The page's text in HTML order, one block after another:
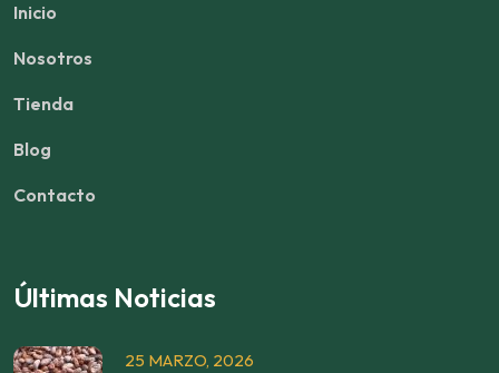
Inicio
Nosotros
Tienda
Blog
Contacto
Últimas Noticias
25 MARZO, 2026